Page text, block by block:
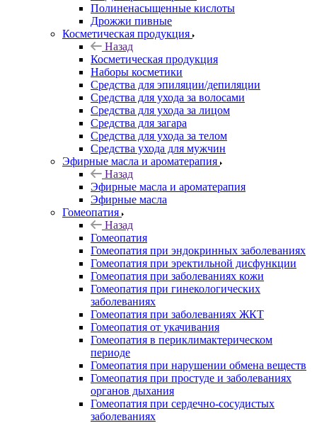
Полиненасыщенные кислоты
Дрожжи пивные
Косметическая продукция
Назад
Косметическая продукция
Наборы косметики
Средства для эпиляции/депиляции
Средства для ухода за волосами
Средства для ухода за лицом
Средства для загара
Средства для ухода за телом
Средства ухода для мужчин
Эфирные масла и ароматерапия
Назад
Эфирные масла и ароматерапия
Эфирные масла
Гомеопатия
Назад
Гомеопатия
Гомеопатия при эндокринных заболеваниях
Гомеопатия при эректильной дисфункции
Гомеопатия при заболеваниях кожи
Гомеопатия при гинекологических
заболеваниях
Гомеопатия при заболеваниях ЖКТ
Гомеопатия от укачивания
Гомеопатия в периклимактерическом
периоде
Гомеопатия при нарушении обмена веществ
Гомеопатия при простуде и заболеваниях
органов дыхания
Гомеопатия при сердечно-сосудистых
заболеваниях